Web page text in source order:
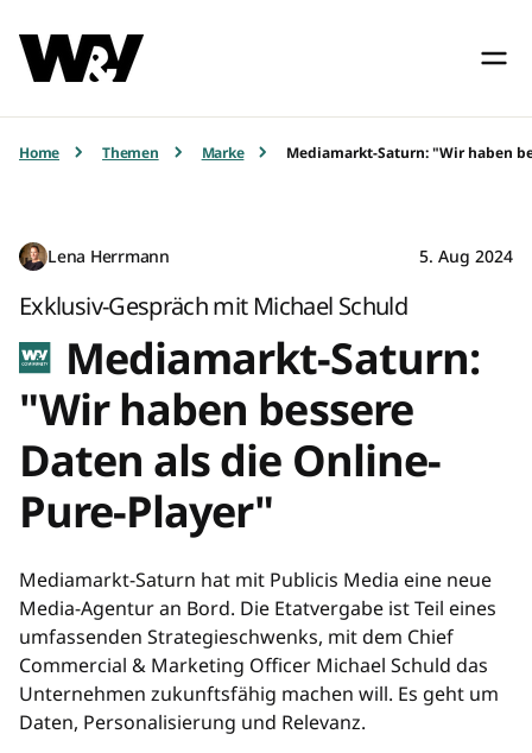
Home Themen Marke Mediamarkt-Saturn: "Wir haben
Lena Herrmann 5. Aug 2024
Exklusiv-Gespräch mit Michael Schuld
Mediamarkt-Saturn:
"Wir haben bessere
Daten als die Online-
Pure-Player"
Mediamarkt-Saturn hat mit Publicis Media eine neue
Media-Agentur an Bord. Die Etatvergabe ist Teil eines
umfassenden Strategieschwenks, mit dem Chief
Commercial & Marketing Officer Michael Schuld das
Unternehmen zukunftsfähig machen will. Es geht um
Daten, Personalisierung und Relevanz.